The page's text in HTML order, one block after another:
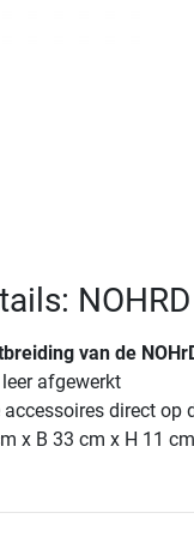
van de
afgewerkt
direct op
x B 33 cm x H 11 cm